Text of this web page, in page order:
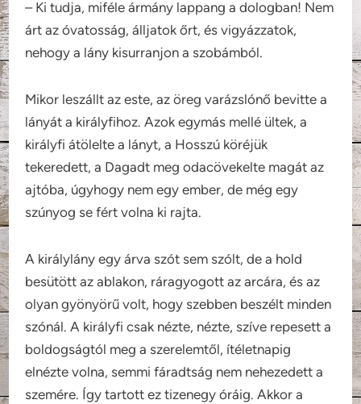
– Ki tudja, miféle ármány lappang a dologban! Nem
árt az óvatosság, álljatok őrt, és vigyázzatok,
nehogy a lány kisurranjon a szobámból.
Mikor leszállt az este, az öreg varázslónő bevitte a
lányát a királyfihoz. Azok egymás mellé ültek, a
királyfi átölelte a lányt, a Hosszú köréjük
tekeredett, a Dagadt meg odacövekelte magát az
ajtóba, úgyhogy nem egy ember, de még egy
szúnyog se fért volna ki rajta.
A királylány egy árva szót sem szólt, de a hold
besütött az ablakon, ráragyogott az arcára, és az
olyan gyönyörű volt, hogy szebben beszélt minden
szónál. A királyfi csak nézte, nézte, szíve repesett a
boldogságtól meg a szerelemtől, ítéletnapig
elnézte volna, semmi fáradtság nem nehezedett a
szemére. Így tartott ez tizenegy óráig. Akkor a